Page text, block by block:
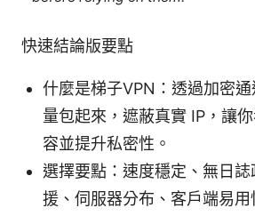
快速結論版要點
什麼是梯子VPN：透過加密
量包起來，遮蔽真實 IP，讓
容並提升私密性。
選擇要點：速度穩定、無日
援、伺服器分布、客戶端易用